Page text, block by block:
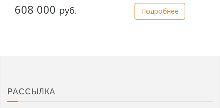
608 000 руб. Подробнее
РАССЫЛКА